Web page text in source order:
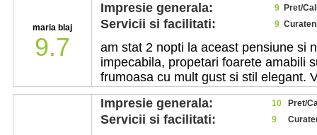
maria blaj
9.7
Impresie generala: 9 Pret/
Servicii si facilitati: 9
am stat 2 nopti la aceast pensiune si
impecabila, propetari foarete amabili
frumoasa cu mult gust si stil elegant.
Impresie generala: 10 Pret/
Servicii si facilitati: 9